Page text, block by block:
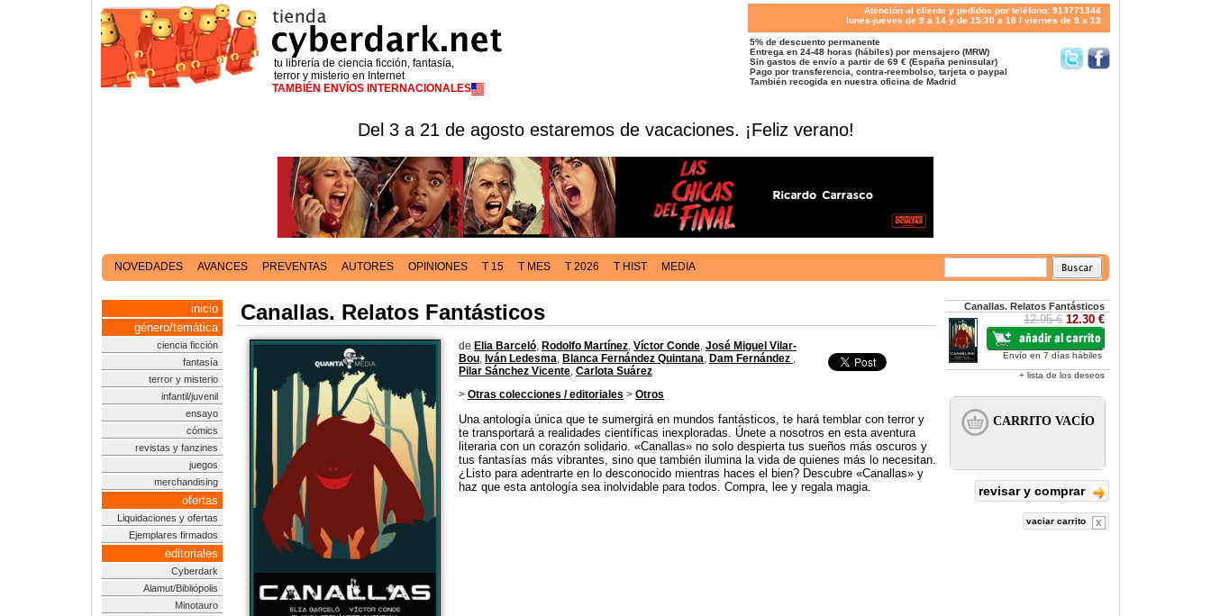
tu librería de ciencia ficción, fantasía,
terror y misterio en Internet
TAMBIÉN ENVÍOS INTERNACIONALES
Atención al cliente y pedidos por teléfono: 913771344
lunes-jueves de 9 a 14 y de 15:30 a 18 / viernes de 9 a 13
5% de descuento permanente
Entrega en 24-48 horas (hábiles) por mensajero (MRW)
Sin gastos de envío a partir de 69 € (España peninsular)
Pago por transferencia, contra-reembolso, tarjeta o paypal
También recogida en nuestra oficina de Madrid
Del 3 a 21 de agosto estaremos de vacaciones. ¡Feliz verano!
NOVEDADES AVANCES PREVENTAS AUTORES OPINIONES T 15 T MES T 2026 T HIST MEDIA
inicio
género/temática
ciencia ficción
fantasía
terror y misterio
infantil/juvenil
ensayo
cómics
revistas y fanzines
juegos
merchandising
ofertas
Liquidaciones y ofertas
Ejemplares firmados
editoriales
Cyberdark
Alamut/Bibliópolis
Minotauro
Canallas. Relatos Fantásticos
de Elia Barceló, Rodolfo Martínez, Víctor Conde, José Miguel Vilar-
Bou, Iván Ledesma, Blanca Fernández Quintana, Dam Fernández ,
Pilar Sánchez Vicente, Carlota Suárez
> Otras colecciones / editoriales > Otros
Una antología única que te sumergirá en mundos fantásticos, te hará temblar con terror y
te transportará a realidades científicas inexploradas. Únete a nosotros en esta aventura
literaria con un corazón solidario. «Canallas» no solo despierta tus sueños más oscuros y
tus fantasías más vibrantes, sino que también ilumina la vida de quienes más lo necesitan.
¿Listo para adentrarte en lo desconocido mientras haces el bien? Descubre «Canallas» y
haz que esta antología sea inolvidable para todos. Compra, lee y regala magia.
Canallas. Relatos Fantásticos
12.95 € 12.30 €
Envío en 7 días hábiles
+ lista de los deseos
revisar y comprar
vaciar carrito